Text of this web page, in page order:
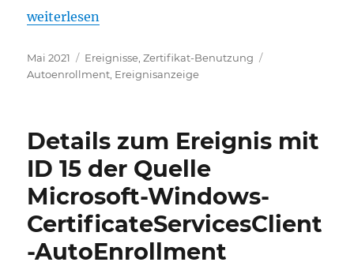
„Details zum Ereignis mit ID 1 der Quelle
weiterlesen
Veröffentlicht
am
Mai 2021 Kategorien
Ereignisse ,Zertifikat-Benutzung
Autoenrollment Ereignisanzeige
Details zum Ereignis mit
ID 15 der Quelle
Microsoft-Windows-
CertificateServicesClient
-AutoEnrollment